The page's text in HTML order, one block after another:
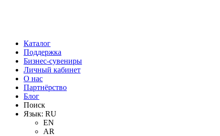
Каталог
Поддержка
Бизнес-сувениры
Личный кабинет
О нас
Партнёрство
Блог
Поиск
Язык: RU
EN
AR